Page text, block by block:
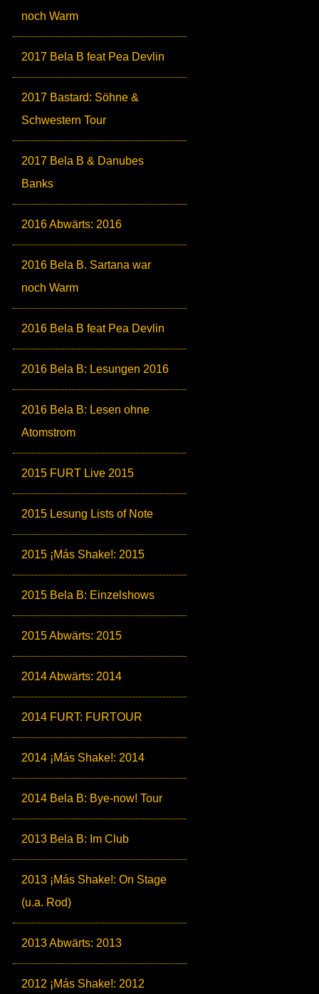
noch Warm
2017 Bela B feat Pea Devlin
2017 Bastard: Söhne &
Schwestern Tour
2017 Bela B & Danubes
Banks
2016 Abwärts: 2016
2016 Bela B. Sartana war
noch Warm
2016 Bela B feat Pea Devlin
2016 Bela B: Lesungen 2016
2016 Bela B: Lesen ohne
Atomstrom
2015 FURT Live 2015
2015 Lesung Lists of Note
2015 ¡Más Shake!: 2015
2015 Bela B: Einzelshows
2015 Abwärts: 2015
2014 Abwärts: 2014
2014 FURT: FURTOUR
2014 ¡Más Shake!: 2014
2014 Bela B: Bye-now! Tour
2013 Bela B: Im Club
2013 ¡Más Shake!: On Stage
(u.a. Rod)
2013 Abwärts: 2013
2012 ¡Más Shake!: 2012